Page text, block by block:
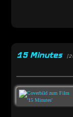
15 Minutes